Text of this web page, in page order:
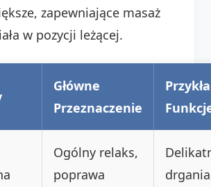
zapewniające masaż
w pozycji leżącej.
Główne
Przeznaczenie
Ogólny relaks,
poprawa